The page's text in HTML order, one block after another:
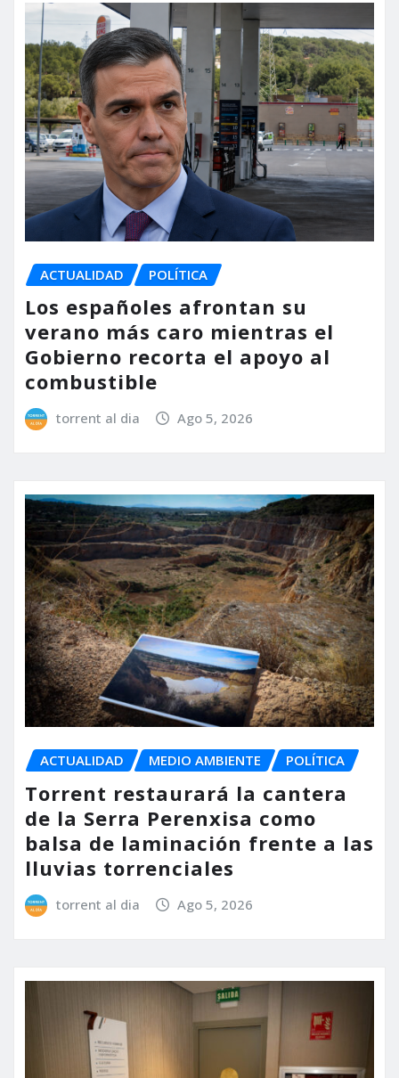
ACTUALIDAD POLÍTICA
Los españoles afrontan su
verano más caro mientras el
Gobierno recorta el apoyo al
combustible
torrent al dia Ago 5, 2026
ACTUALIDAD MEDIO AMBIENTE POLÍTICA
Torrent restaurará la cantera
de la Serra Perenxisa como
balsa de laminación frente a las
lluvias torrenciales
torrent al dia Ago 5, 2026